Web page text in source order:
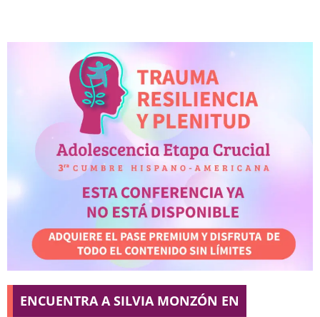
ENCUENTRA A SILVIA MONZÓN EN